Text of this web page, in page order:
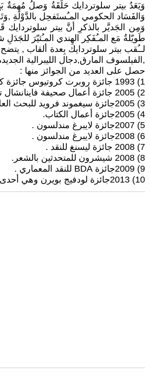
وَيَعَدُ بيتر سلوتردايك حَلَقَةُ وَصلُ مُهِمَةٌ بَيِنَ
وَالفَسَاد الحكومي المـُستَفحِل بالدَّوْلَةِ
وَمِن الجَديَّر بالذكرِ أنَّ بيتر
طَويّلةُ مَع المـُفَكِر الهِندي المـُثيّرَ
لــُقب بيتر سلوتردايك بِعدة ألقاب ,
,الفيلسوف المارق,دجال الليبرالية
حصل على العديد من الجوائز منها :
1) 1993 جائزة روبرت كروتيوس جائزة كتاب المقالات .
2) 2005 جائزة أعمال صحيفة فاينانشال تايمز ألمانيا .
3) 2005جائزة سيغموند فرويد للبحث العلمي .
4) 2005جائزة أعمال الكتاب.
5) 2007جائزة لايبرغ مندلسون .
6) 2008جائزة لايبرغ مندلسون .
7) 2008 جائزة ليسنغ للنقد .
8) 2008 شيشرون للمتحدثين بالشعر.
9) 2009جائزة BDA للنقد المعماري .
10) 2013جائزة لودفيج بويرن وهي أحدى الجوائز المهمة لكتاب المقالات والتقارير بالألمانية.